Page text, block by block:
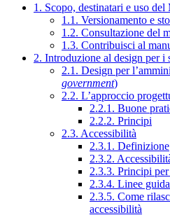
1. Scopo, destinatari e uso
1.1. Versionamento e
1.2. Consultazione del
1.3. Contribuisci al
2. Introduzione al design per
2.1. Design per
government)
2.2. L’approccio
2.2.1. Buone
2.2.2. Principi
2.3. Accessibilità
2.3.1. Definizione
2.3.2.
2.3.3. Principi per
2.3.4. Linee
2.3.5. Come
accessibilità